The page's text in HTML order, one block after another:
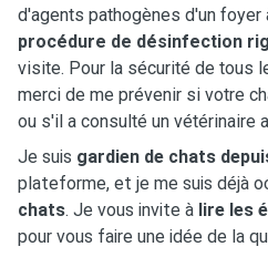
d'agents pathogènes d'un foyer
procédure de désinfection
visite. Pour la sécurité de tous
merci de me prévenir si votre
ou s'il a consulté un vétérinaire
Je suis gardien de chats
plateforme, et je me suis déjà
chats. Je vous invite à lire les
pour vous faire une idée de la